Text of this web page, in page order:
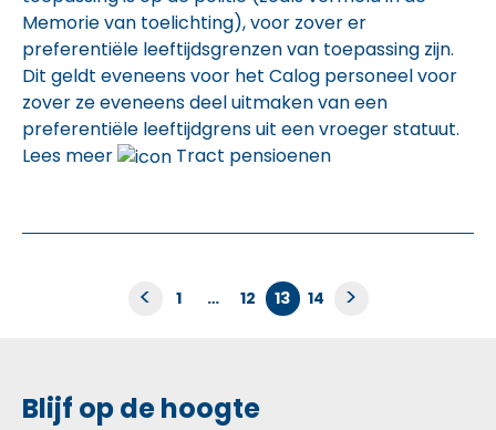
Memorie van toelichting), voor zover er
preferentiële leeftijdsgrenzen van toepassing zijn.
Dit geldt eveneens voor het Calog personeel voor
zover ze eveneens deel uitmaken van een
preferentiële leeftijdgrens uit een vroeger statuut.
Lees meer
Tract pensioenen
Berichten
paginering
< 1 … 12 13 14 >
Blijf op de hoogte